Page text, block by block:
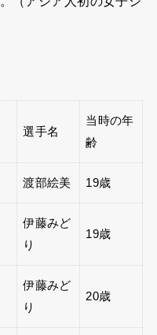
選手名
当時の年
齢
渡部絵美 19歳
伊藤みど
り
19歳
伊藤みど
り
20歳